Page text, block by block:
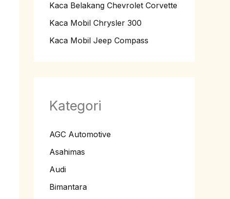
Kaca Belakang Chevrolet Corvette
Kaca Mobil Chrysler 300
Kaca Mobil Jeep Compass
Kategori
AGC Automotive
Asahimas
Audi
Bimantara